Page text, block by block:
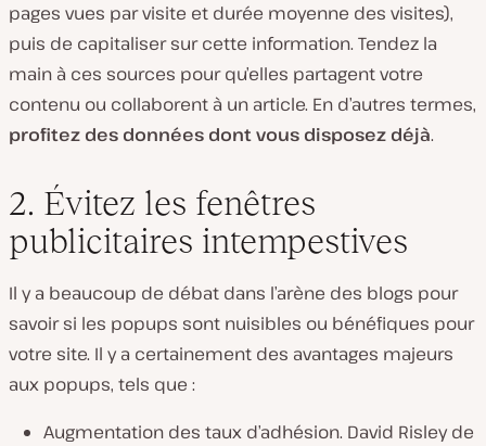
pages vues par visite et durée moyenne des visites),
puis de capitaliser sur cette information. Tendez la
main à ces sources pour qu’elles partagent votre
contenu ou collaborent à un article. En d’autres termes,
profitez des données dont vous disposez déjà.
2. Évitez les fenêtres
publicitaires intempestives
Il y a beaucoup de débat dans l’arène des blogs pour
savoir si les popups sont nuisibles ou bénéfiques pour
votre site. Il y a certainement des avantages majeurs
aux popups, tels que :
Augmentation des taux d’adhésion. David Risley de